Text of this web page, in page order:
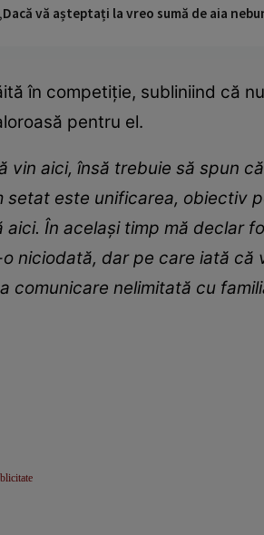
vă așteptați la vreo sumă de aia
în competiție, subliniind că
pentru el.
vin aici, însă trebuie să spun
este unificarea, obiectiv
În același timp mă declar
niciodată, dar pe care iată că
nelimitată cu